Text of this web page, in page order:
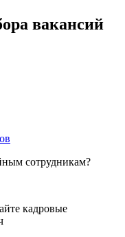
вакансий
сотрудникам?
кадровые